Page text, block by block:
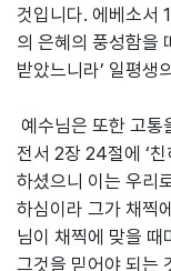
것입니다. 에베소서
의 은혜의 풍성함을
받았느니라’ 일평생
예수님은 또한 고통
전서 2장 24절에 ‘
하셨으니 이는 우리
하심이라 그가 채찍
님이 채찍에 맞을
그것을 믿어야 되는